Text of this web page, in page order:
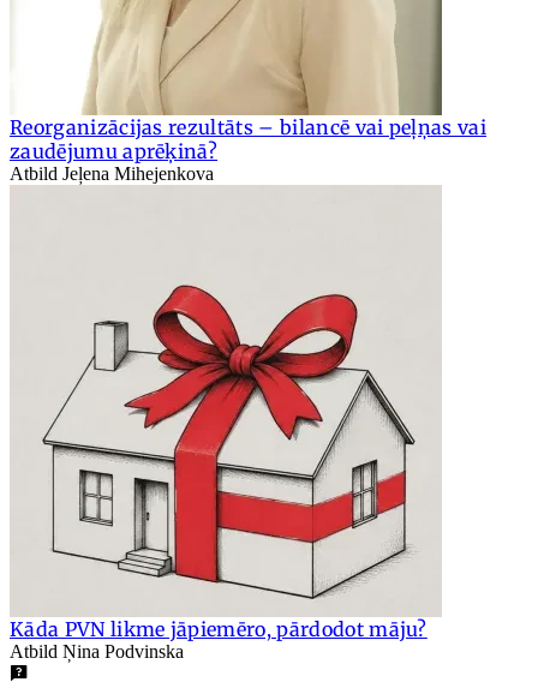
Reorganizācijas rezultāts – bilancē vai peļņas vai
zaudējumu aprēķinā?
Atbild Jeļena Mihejenkova
Kāda PVN likme jāpiemēro, pārdodot māju?
Atbild Ņina Podvinska